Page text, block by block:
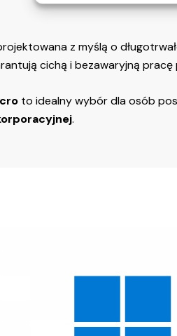
z myślą o
cichą i bezawaryjną pracę
to idealny wybór dla osób
.